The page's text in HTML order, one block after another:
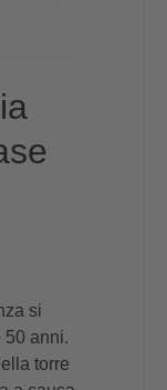
si
50 anni.
torre